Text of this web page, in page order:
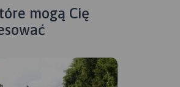
mogą Cię